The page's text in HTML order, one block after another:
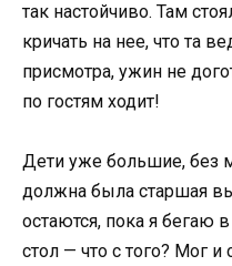
так настойчиво. Там
кричать на нее, что та
присмотра, ужин не
по гостям ходит!
Дети уже большие, без
должна была старшая
остаются, пока я бегаю
стол — что с того? Мог и